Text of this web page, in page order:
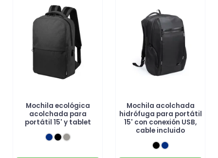
Mochila ecológica
acolchada para
portátil 15' y tablet
Mochila acolchada
hidrófuga para portátil
15' con conexión USB,
cable incluido